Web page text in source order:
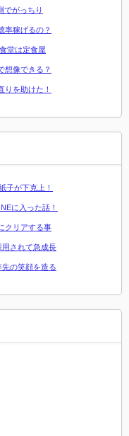
でがっちり
率稼げるの？
堂は定食屋
想像できる？
りを助けた！
子が下克上！
に入った話！
クリアする事
用されて急成長
の笑顔を造る